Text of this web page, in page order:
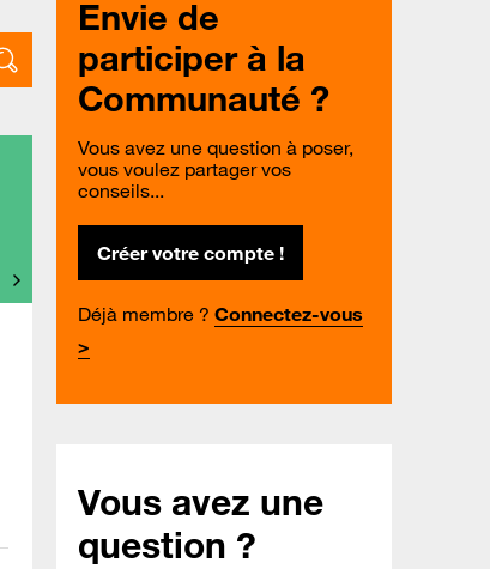
Envie de
participer à la
Communauté ?
Vous avez une question à poser,
vous voulez partager vos
conseils...
Créer votre compte !
Déjà membre ? Connectez-vous
>
Vous avez une
question ?